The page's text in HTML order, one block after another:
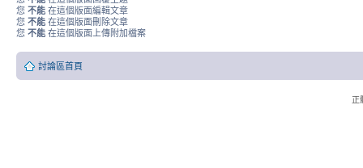
您 不能 在這個版面編輯文章
您 不能 在這個版面刪除文章
您 不能 在這個版面上傳附加檔案
討論區首頁
正